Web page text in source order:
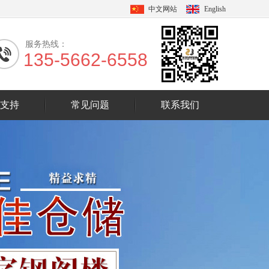
中文网站 English
服务热线：
135-5662-6558
持 常见问题 联系我们